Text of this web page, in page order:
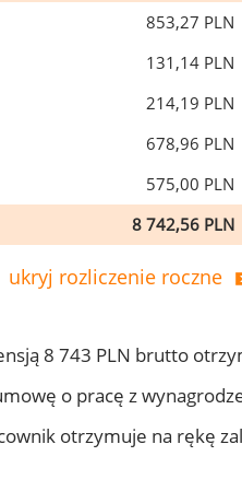
853,27 PLN
131,14 PLN
214,19 PLN
678,96 PLN
575,00 PLN
8 742,56 PLN
ukryj rozliczenie roczne
8 743 PLN brutto
o pracę z
otrzymuje na rękę